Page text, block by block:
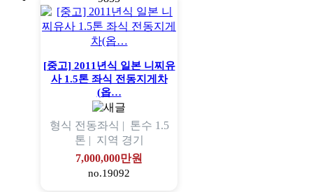
[중고] 2011년식 일본 니찌유
사 1.5톤 좌식 전동지게차
(옵…
형식 전동좌식 | 톤수 1.5
톤 | 지역 경기
7,000,000만원
no.19092